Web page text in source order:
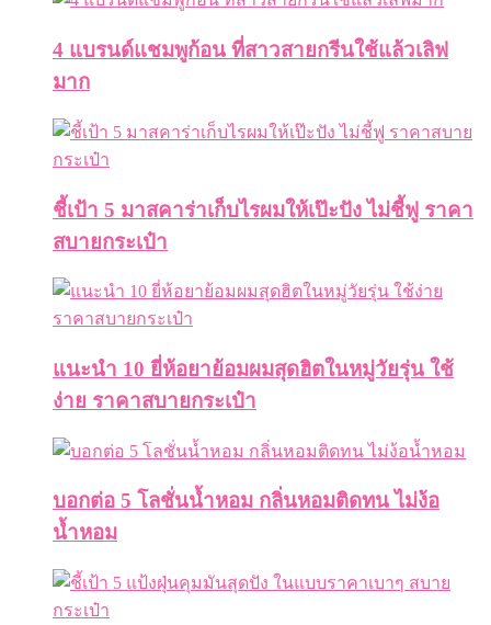
4 แบรนด์แชมพูก้อน ที่สาวสายกรีนใช้แล้วเลิฟ
มาก
ชี้เป้า 5 มาสคาร่าเก็บไรผมให้เป๊ะปัง ไม่ชี้ฟู ราคา
สบายกระเป๋า
แนะนำ 10 ยี่ห้อยาย้อมผมสุดฮิตในหมู่วัยรุ่น ใช้
ง่าย ราคาสบายกระเป๋า
บอกต่อ 5 โลชั่นน้ำหอม กลิ่นหอมติดทน ไม่ง้อ
น้ำหอม